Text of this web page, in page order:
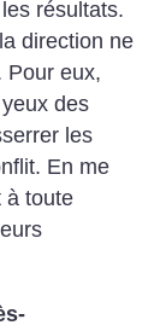
résultats.
direction ne
Pour eux,
des
les
En me
à toute